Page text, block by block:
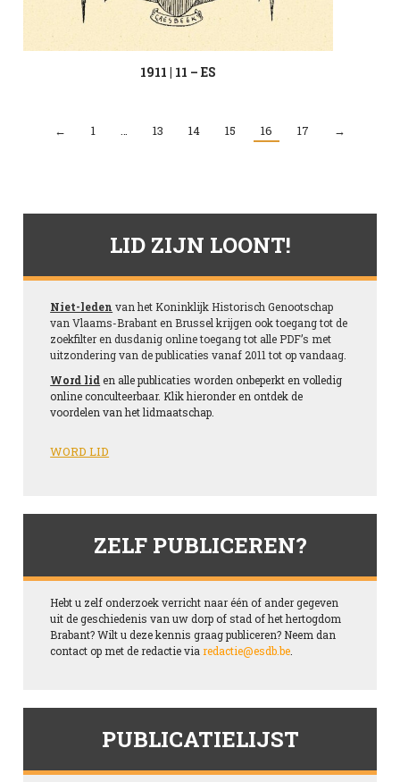
1911 | 11 – ES
← 1 … 13 14 15 16 17 →
LID ZIJN LOONT!
Niet-leden van het Koninklijk Historisch Genootschap
van Vlaams-Brabant en Brussel krijgen ook toegang tot de
zoekfilter en dusdanig online toegang tot alle PDF’s met
uitzondering van de publicaties vanaf 2011 tot op vandaag.
Word liden alle publicaties worden onbeperkt en volledig
online conculteerbaar. Klik hieronder en ontdek de
voordelen van het lidmaatschap.
WORD LID
ZELF PUBLICEREN?
Hebt u zelf onderzoek verricht naar één of ander gegeven
uit de geschiedenis van uw dorp of stad of het hertogdom
Brabant? Wilt u deze kennis graag publiceren? Neem dan
contact op met de redactie via redactie@esdb.be
PUBLICATIELIJST